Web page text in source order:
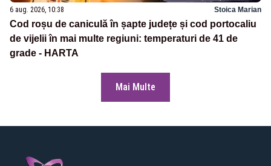
6 aug. 2026, 10:38 Stoica Marian
Cod roșu de caniculă în șapte județe și cod portocaliu
de vijelii în mai multe regiuni: temperaturi de 41 de
grade - HARTA
Mai Multe